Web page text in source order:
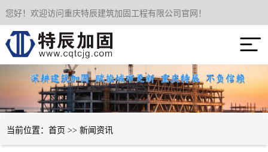
您好！欢迎访问重庆特辰建筑加固工程有限公司官网！

网站首页
服务项目
当前位置： 首页 >> 新闻资讯